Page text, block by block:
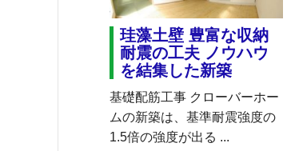
珪藻土壁 豊富な収納
耐震の工夫 ノウハウ
を結集した新築
基礎配筋工事 クローバーホー
ムの新築は、基準耐震強度の
1.5倍の強度が出る ...